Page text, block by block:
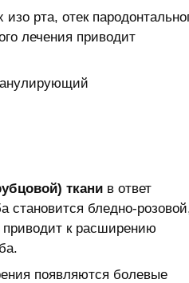
рта, отек
лечения приводит
ткани в ответ
становится бледно-
приводит к расширению
появляются болевые